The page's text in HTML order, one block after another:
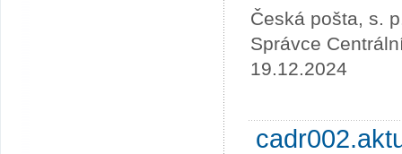
Česká pošta, s.
Správce
19.12.2024